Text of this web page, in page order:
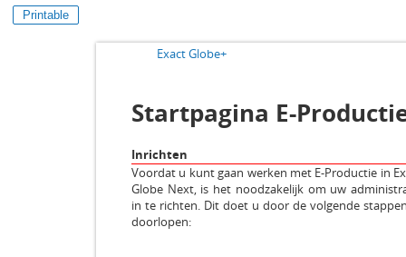
Printable
Exact Globe+
Startpagina E-
Inrichten
Voordat u kunt gaan werken met E-Productie in
Globe Next, is het noodzakelijk om uw
in te richten. Dit doet u door de volgende
doorlopen: